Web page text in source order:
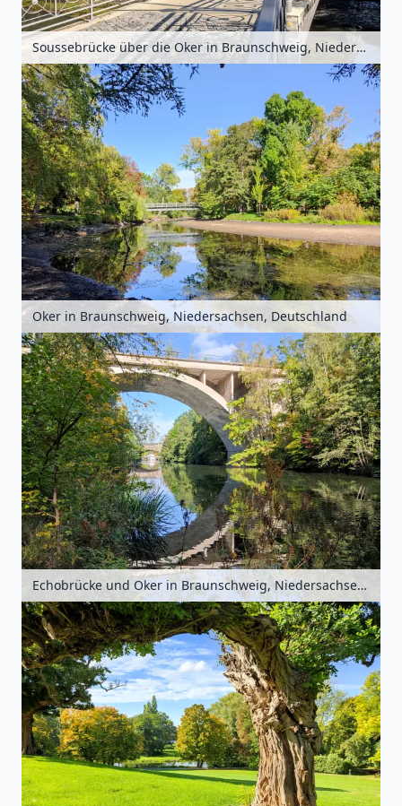
Soussebrücke über die Oker in Braunschweig, Niedersachsen, Deutschland
Oker in Braunschweig, Niedersachsen, Deutschland
Echobrücke und Oker in Braunschweig, Niedersachsen, Deutschland